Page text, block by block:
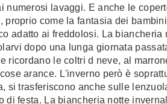
numerosi lavaggi. E anche le
proprio come la fantasia dei
adatto ai freddolosi. La
dopo una lunga giornata
ricordano le coltri d neve, al
arance. L'inverno però è
si trasferiscono anche sulle
di festa. La biancheria notte